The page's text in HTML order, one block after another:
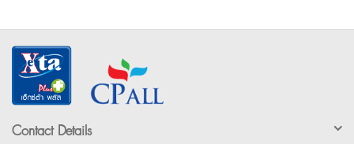
Contact Details